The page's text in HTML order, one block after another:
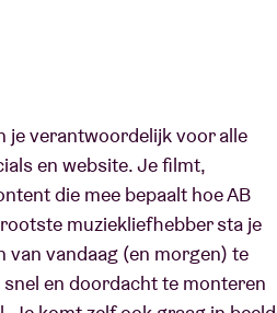
je verantwoordelijk voor alle
en website. Je filmt,
die mee bepaalt hoe AB
muziekliefhebber sta je
vandaag (en morgen) te
en doordacht te monteren